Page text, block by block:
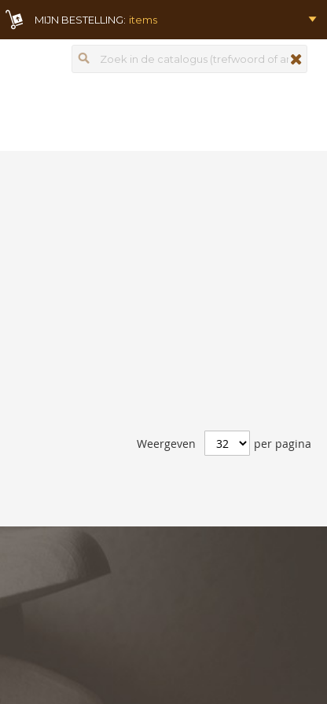
MIJN BESTELLING: items
Zoeken
Weergeven per pagina